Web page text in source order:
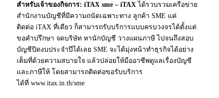
สำหรับเจ้าของกิจการ: iTAX sme – iTAX ได้รวบรวมเครือข่าย
สำนักงานบัญชีที่มีความถนัดเฉพาะทาง ลูกค้า SME แค่
ติดต่อ iTAX ที่เดียว ก็สามารถรับบริการแบบครบวงจรได้ตั้งแต่
ขอคำปรึกษา จดบริษัท หานักบัญชี วางแผนภาษี ไปจนถึงสอบ
บัญชีปิดงบประจำปีได้เลย SME จะได้มุ่งหน้าทำธุรกิจได้อย่าง
เต็มที่ด้วยความสบายใจ แล้วปล่อยให้มืออาชีพดูแลเรื่องบัญชี
และภาษีให้ โดยสามารถติดต่อขอรับบริการ
ได้ที่ www.itax.in.th/sme